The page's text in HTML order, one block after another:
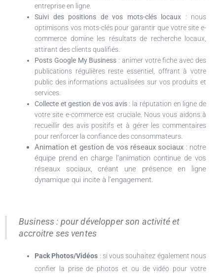
entreprise en ligne.
Suivi des positions de vos mots-clés locaux : nous
optimisons vos mots-clés pour garantir que votre site e-
commerce domine les résultats de recherche locaux,
attirant des clients qualifiés.
Posts Google My Business : animer votre fiche avec des
publications régulières reste essentiel, offrant à votre
public des informations actualisées sur vos produits et
services.
Collecte et gestion de vos avis: la réputation en ligne de
votre site e-commerce est cruciale. Nous vous aidons à
recueillir des avis positifs et à gérer les commentaires
pour renforcer la confiance des consommateurs.
Animation et gestion de vos réseaux sociaux : notre
équipe prend en charge l’animation continue de vos
réseaux sociaux, créant une présence en ligne
dynamique qui incite à l’engagement.
Business : pour développer son activité et
accroitre ses ventes
Pack Photos/Vidéos : si vous souhaitez également nous
confier la prise de photos et ou de vidéo pour votre